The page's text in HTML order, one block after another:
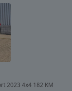
2023 4x4 182 KM